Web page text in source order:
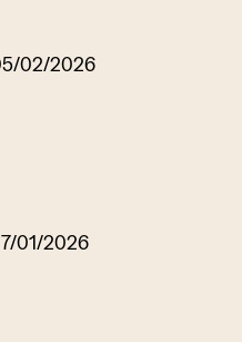
05/02/2026
27/01/2026